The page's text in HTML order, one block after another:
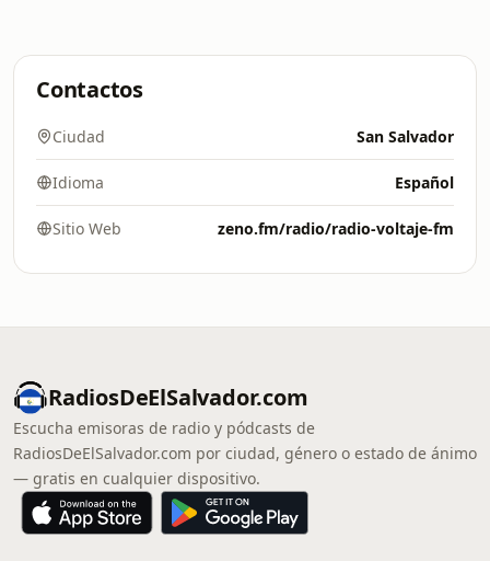
Contactos
Ciudad San Salvador
Idioma Español
Sitio Web zeno.fm/radio/radio-voltaje-fm
RadiosDeElSalvador.com
Escucha emisoras de radio y pódcasts de
RadiosDeElSalvador.com por ciudad, género o estado de ánimo
— gratis en cualquier dispositivo.